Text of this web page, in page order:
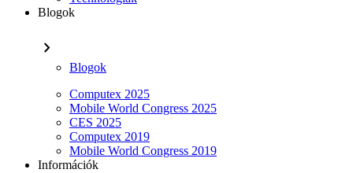
Blogok
chevron_right
Blogok
Computex 2025
Mobile World Congress 2025
CES 2025
Computex 2019
Mobile World Congress 2019
Információk